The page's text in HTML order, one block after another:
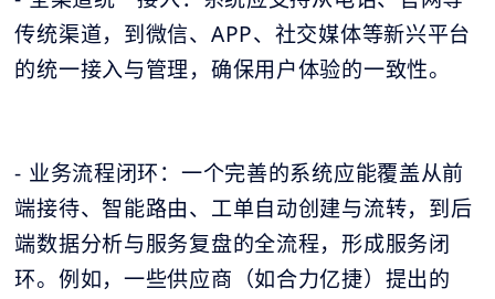
传统渠道，到微信、APP、社交媒体等新兴平台
的统一接入与管理，确保用户体验的一致性。
- 业务流程闭环：一个完善的系统应能覆盖从前
端接待、智能路由、工单自动创建与流转，到后
端数据分析与服务复盘的全流程，形成服务闭
环。例如，一些供应商（如合力亿捷）提出的